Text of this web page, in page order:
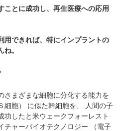
ことに成功し、再生医療への応用
用できれば、特にインプラントの
。
まざまな細胞に分化する能力を
細胞） に似た幹細胞を、 人間の子
功したと米ウェークフォーレスト
チャーバイオテクノロジー （電子